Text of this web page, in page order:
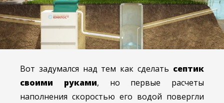
Вот задумался над тем как сделать септик
своими руками, но первые расчеты
наполнения скоростью его водой повергли